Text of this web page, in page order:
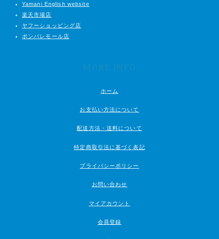
Yamani English website
楽天市場店
ヤフーショッピング店
ポンパレモール店
MORE INFO
ホーム
お支払い方法について
配送方法・送料について
特定商取引法に基づく表記
プライバシーポリシー
お問い合わせ
マイアカウント
会員登録